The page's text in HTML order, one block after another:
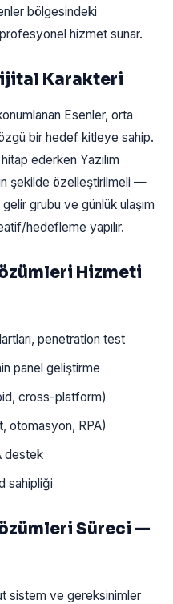
bölgesindeki
hizmet sunar.
Karakteri
Esenler, orta
bir hedef kitleye sahip.
ederken Yazılım
şekilde özelleştirilmeli —
grubu ve günlük ulaşım
hedefleme yapılır.
Hizmeti
penetration test
panel geliştirme
cross-platform)
otomasyon, RPA)
destek
sahipliği
Süreci —
sistem ve gereksinimler